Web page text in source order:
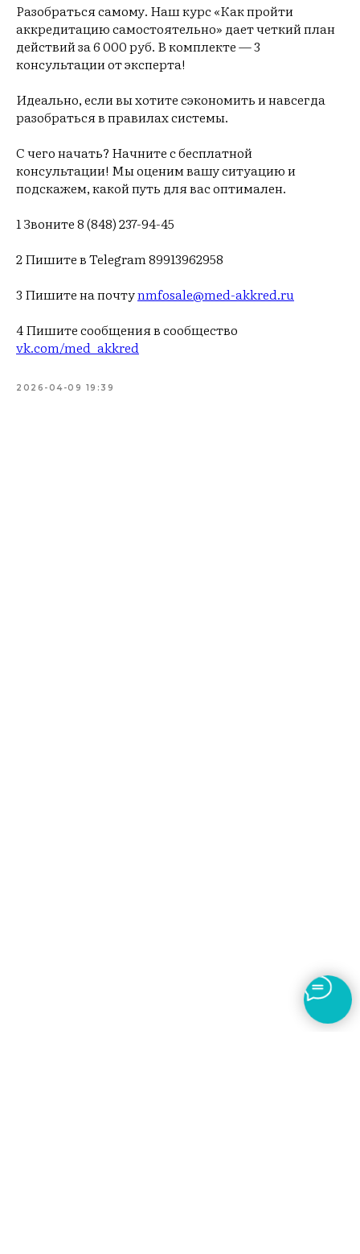
Разобраться самому. Наш курс «Как пройти
аккредитацию самостоятельно» дает четкий план
действий за 6 000 руб. В комплекте — 3
консультации от эксперта!
Идеально, если вы хотите сэкономить и навсегда
разобраться в правилах системы.
С чего начать? Начните с бесплатной
консультации! Мы оценим вашу ситуацию и
подскажем, какой путь для вас оптимален.
1 Звоните 8 (848) 237-94-45
2 Пишите в Telegram 89913962958
3 Пишите на почтуnmfosale@med-akkred.ru
4 Пишите сообщения в сообщество
vk.com/med_akkred
2026-04-09 19:39